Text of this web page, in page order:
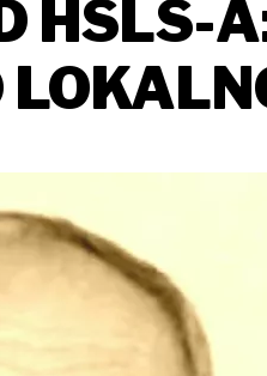
HSLS-